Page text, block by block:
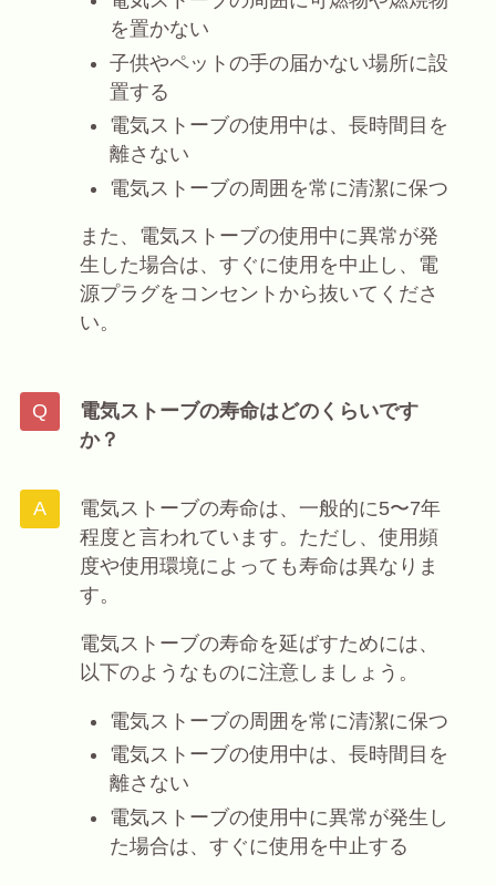
を置かない
子供やペットの手の届かない場所に設
置する
電気ストーブの使用中は、長時間目を
離さない
電気ストーブの周囲を常に清潔に保つ
また、電気ストーブの使用中に異常が発
生した場合は、すぐに使用を中止し、電
源プラグをコンセントから抜いてくださ
い。
電気ストーブの寿命はどのくらいです
か？
電気ストーブの寿命は、一般的に5〜7年
程度と言われています。ただし、使用頻
度や使用環境によっても寿命は異なりま
す。
電気ストーブの寿命を延ばすためには、
以下のようなものに注意しましょう。
電気ストーブの周囲を常に清潔に保つ
電気ストーブの使用中は、長時間目を
離さない
電気ストーブの使用中に異常が発生し
た場合は、すぐに使用を中止する